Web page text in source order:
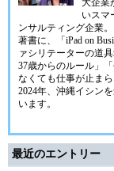
大企業
いスマ
ンサルティング企業。
著書に、「iPad on
ァシリテーターの道
37歳からのルール」
なくても仕事が止ま
2024年、 沖縄イシン
います。
最近のエントリー